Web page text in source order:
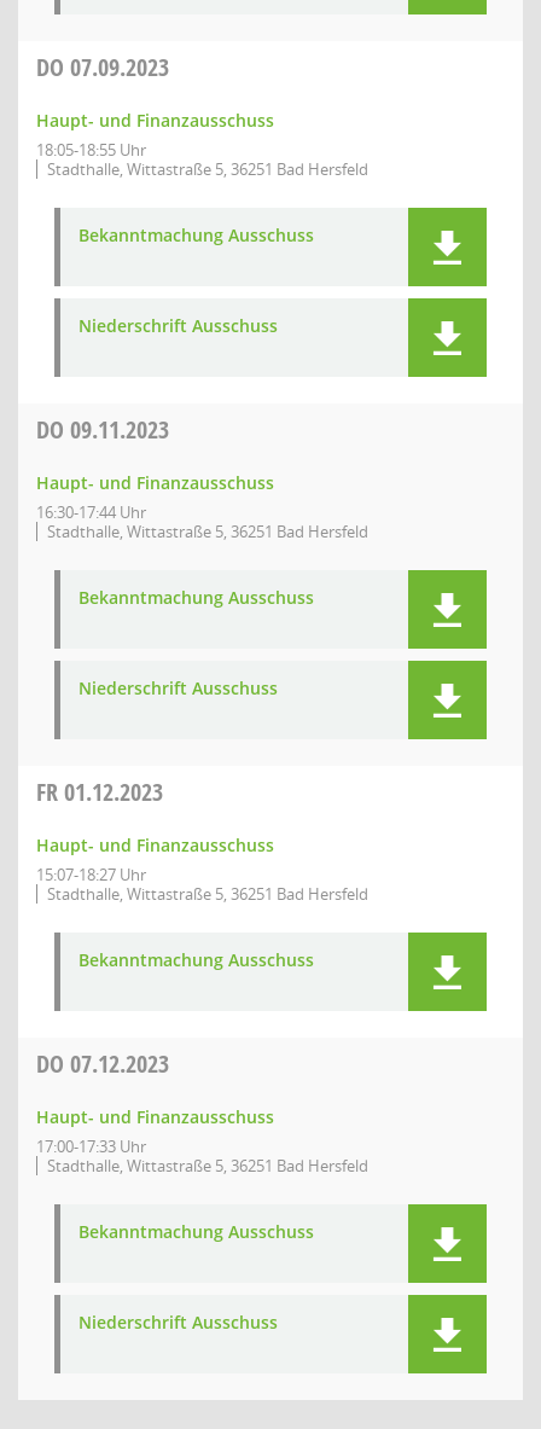
DO 07.09.2023
Haupt- und Finanzausschuss
18:05-18:55 Uhr
Stadthalle, Wittastraße 5, 36251 Bad Hersfeld
Bekanntmachung Ausschuss
Niederschrift Ausschuss
DO 09.11.2023
Haupt- und Finanzausschuss
16:30-17:44 Uhr
Stadthalle, Wittastraße 5, 36251 Bad Hersfeld
Bekanntmachung Ausschuss
Niederschrift Ausschuss
FR01.12.2023
Haupt- und Finanzausschuss
15:07-18:27 Uhr
Stadthalle, Wittastraße 5, 36251 Bad Hersfeld
Bekanntmachung Ausschuss
DO 07.12.2023
Haupt- und Finanzausschuss
17:00-17:33 Uhr
Stadthalle, Wittastraße 5, 36251 Bad Hersfeld
Bekanntmachung Ausschuss
Niederschrift Ausschuss